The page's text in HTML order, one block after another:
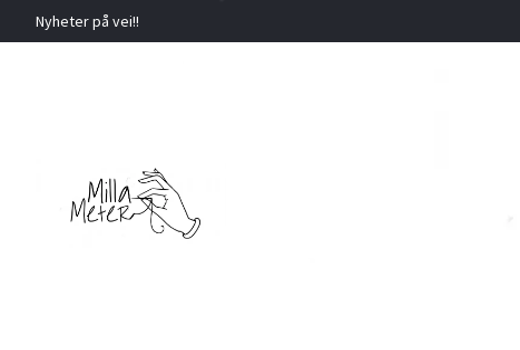
Nyheter på vei!!